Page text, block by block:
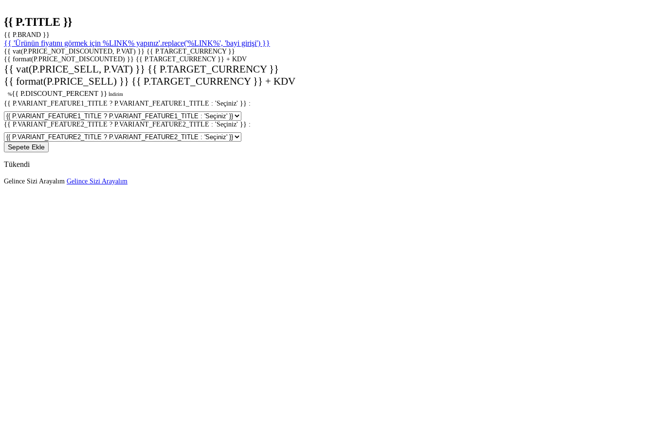
{{ P.TITLE }}
{{ P.BRAND }}
{{ 'Ürünün fiyatını görmek için %LINK% yapınız'.replace('%LINK%', 'bayi girişi') }}
{{ vat(P.PRICE_NOT_DISCOUNTED, P.VAT) }} {{ P.TARGET_CURRENCY }}
{{ format(P.PRICE_NOT_DISCOUNTED) }} {{ P.TARGET_CURRENCY }} + KDV
{{ vat(P.PRICE_SELL, P.VAT) }} {{ P.TARGET_CURRENCY }}
{{ format(P.PRICE_SELL) }} {{ P.TARGET_CURRENCY }} + KDV
%{{ P.DISCOUNT_PERCENT }} İndirim
{{ P.VARIANT_FEATURE1_TITLE ? P.VARIANT_FEATURE1_TITLE : 'Seçiniz' }} :
{{ P.VARIANT_FEATURE2_TITLE ? P.VARIANT_FEATURE2_TITLE : 'Seçiniz' }} :
Sepete Ekle
Tükendi
Gelince Sizi Arayalım Gelince Sizi Arayalım